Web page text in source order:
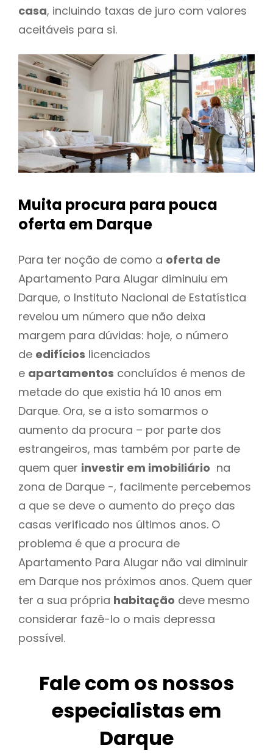
casa, incluindo taxas de juro com valores
aceitáveis para si.
Muita procura para pouca
oferta em Darque
Para ter noção de como a oferta de
Apartamento Para Alugar diminuiu em
Darque, o Instituto Nacional de Estatística
revelou um número que não deixa
margem para dúvidas: hoje, o número
de edifícios licenciados
e apartamentos concluídos é menos de
metade do que existia há 10 anos em
Darque. Ora, se a isto somarmos o
aumento da procura – por parte dos
estrangeiros, mas também por parte de
quem quer investir em imobiliário na
zona de Darque -, facilmente percebemos
a que se deve o aumento do preço das
casas verificado nos últimos anos. O
problema é que a procura de
Apartamento Para Alugar não vai diminuir
em Darque nos próximos anos. Quem quer
ter a sua própria habitação deve mesmo
considerar fazê-lo o mais depressa
possível.
Fale com os nossos
especialistas em
Darque